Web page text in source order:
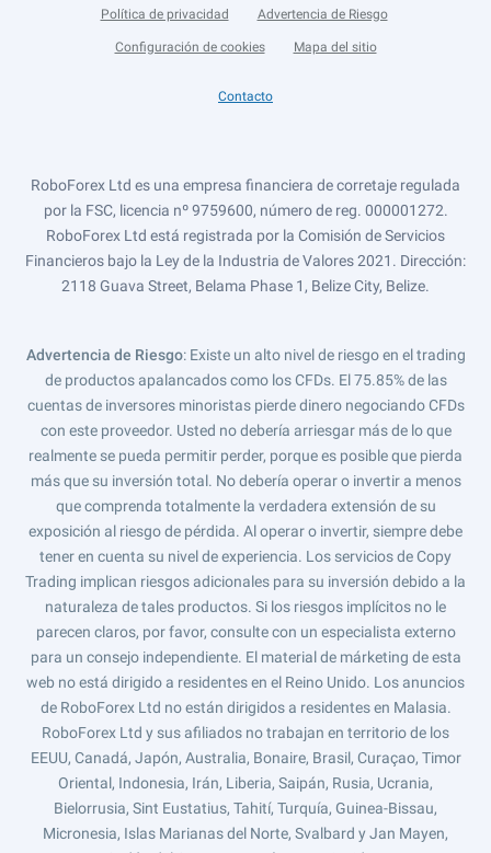
Política de privacidad Advertencia de Riesgo
Configuración de cookies Mapa del sitio
Contacto
RoboForex Ltd es una empresa financiera de corretaje regulada
por la FSC, licencia nº 9759600, número de reg. 000001272.
RoboForex Ltd está registrada por la Comisión de Servicios
Financieros bajo la Ley de la Industria de Valores 2021. Dirección:
2118 Guava Street, Belama Phase 1, Belize City, Belize.
Advertencia de Riesgo: Existe un alto nivel de riesgo en el trading
de productos apalancados como los CFDs. El 75.85% de las
cuentas de inversores minoristas pierde dinero negociando CFDs
con este proveedor. Usted no debería arriesgar más de lo que
realmente se pueda permitir perder, porque es posible que pierda
más que su inversión total. No debería operar o invertir a menos
que comprenda totalmente la verdadera extensión de su
exposición al riesgo de pérdida. Al operar o invertir, siempre debe
tener en cuenta su nivel de experiencia. Los servicios de Copy
Trading implican riesgos adicionales para su inversión debido a la
naturaleza de tales productos. Si los riesgos implícitos no le
parecen claros, por favor, consulte con un especialista externo
para un consejo independiente. El material de márketing de esta
web no está dirigido a residentes en el Reino Unido. Los anuncios
de RoboForex Ltd no están dirigidos a residentes en Malasia.
RoboForex Ltd y sus afiliados no trabajan en territorio de los
EEUU, Canadá, Japón, Australia, Bonaire, Brasil, Curaçao, Timor
Oriental, Indonesia, Irán, Liberia, Saipán, Rusia, Ucrania,
Bielorrusia, Sint Eustatius, Tahití, Turquía, Guinea-Bissau,
Micronesia, Islas Marianas del Norte, Svalbard y Jan Mayen,